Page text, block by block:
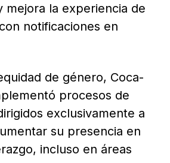
mejora la experiencia de
notificaciones en
de género, Coca-
procesos de
exclusivamente a
su presencia en
incluso en áreas